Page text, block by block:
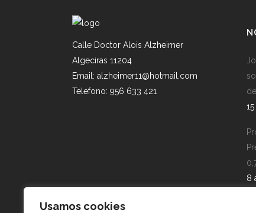
Usamos cookies
Calle Doctor Alois Alzheimer
Algeciras 11204
Email: alzheimer11@hotmail.com
Telefono: 956 633 421
8